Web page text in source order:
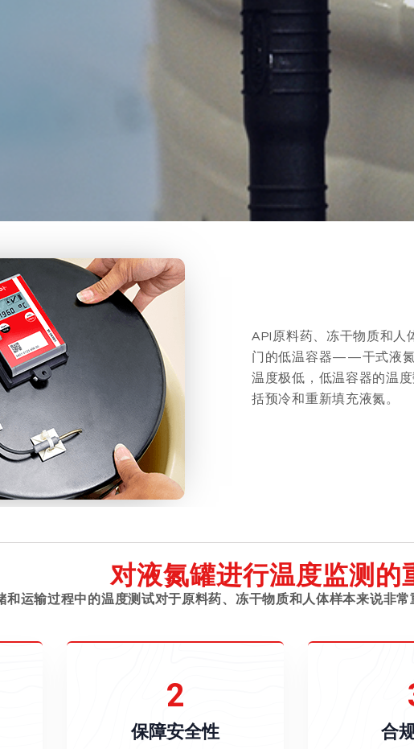
API原料药、冻干物质和人
门的低温容器——干式液
温度极低，低温容器的温
括预冷和重新填充液氮。
对液氮罐进行温度监测的
和运输过程中的温度测试对于原料药、冻干物质和人体样本来说非
2
保障安全性 合